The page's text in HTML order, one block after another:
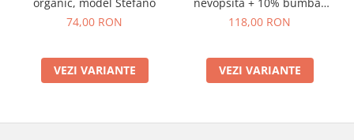
74,00 RON
VEZI VARIANTE
organic, model Chiara
118,00 RON
VEZI VARIANTE